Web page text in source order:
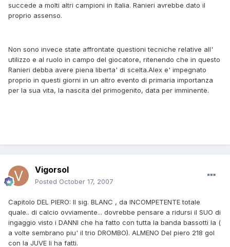
succede a molti altri campioni in Italia. Ranieri avrebbe dato il
proprio assenso.
Non sono invece state affrontate questioni tecniche relative all'
utilizzo e al ruolo in campo del giocatore, ritenendo che in questo
Ranieri debba avere piena liberta' di scelta.Alex e' impegnato
proprio in questi giorni in un altro evento di primaria importanza
per la sua vita, la nascita del primogenito, data per imminente.
Vigorsol
Posted October 17, 2007
Capitolo DEL PIERO: Il sig. BLANC , da INCOMPETENTE totale
quale.. di calcio ovviamente... dovrebbe pensare a ridursi il SUO di
ingaggio visto i DANNI che ha fatto con tutta la banda bassotti la (
a volte sembrano piu' il trio DROMBO). ALMENO Del piero 218 gol
con la JUVE li ha fatti.